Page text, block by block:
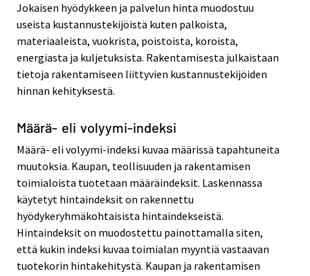
Jokaisen hyödykkeen ja palvelun hinta muodostuu
useista kustannustekijöistä kuten palkoista,
materiaaleista, vuokrista, poistoista, koroista,
energiasta ja kuljetuksista. Rakentamisesta julkaistaan
tietoja rakentamiseen liittyvien kustannustekijöiden
hinnan kehityksestä.
Määrä- eli volyymi-indeksi
Määrä- eli volyymi-indeksi kuvaa määrissä tapahtuneita
muutoksia. Kaupan, teollisuuden ja rakentamisen
toimialoista tuotetaan määräindeksit. Laskennassa
käytetyt hintaindeksit on rakennettu
hyödykeryhmäkohtaisista hintaindekseistä.
Hintaindeksit on muodostettu painottamalla siten,
että kukin indeksi kuvaa toimialan myyntiä vastaavan
tuotekorin hintakehitystä. Kaupan ja rakentamisen